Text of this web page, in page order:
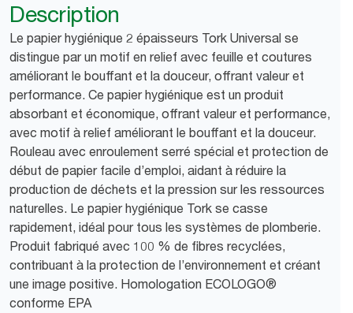
Description
Le papier hygiénique 2 épaisseurs Tork Universal se
distingue par un motif en relief avec feuille et coutures
améliorant le bouffant et la douceur, offrant valeur et
performance. Ce papier hygiénique est un produit
absorbant et économique, offrant valeur et performance,
avec motif à relief améliorant le bouffant et la douceur.
Rouleau avec enroulement serré spécial et protection de
début de papier facile d’emploi, aidant à réduire la
production de déchets et la pression sur les ressources
naturelles. Le papier hygiénique Tork se casse
rapidement, idéal pour tous les systèmes de plomberie.
Produit fabriqué avec 100 % de fibres recyclées,
contribuant à la protection de l’environnement et créant
une image positive. Homologation ECOLOGO®
conforme EPA